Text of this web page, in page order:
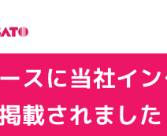
ィア掲載】
スに当社イ
載されました